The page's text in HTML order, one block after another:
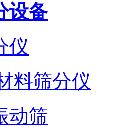
设备
仪
料筛分仪
动筛